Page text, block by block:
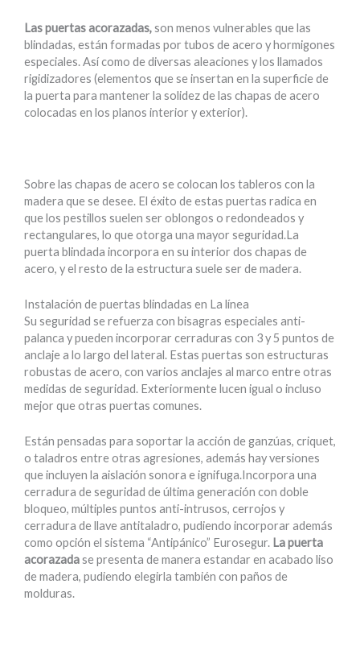
Las puertas acorazadas,son menos vulnerables que las
blindadas, están formadas por tubos de acero y hormigones
especiales. Así como de diversas aleaciones y los llamados
rigidizadores (elementos que se insertan en la superficie de
la puerta para mantener la solidez de las chapas de acero
colocadas en los planos interior y exterior).
Sobre las chapas de acero se colocan los tableros con la
madera que se desee. El éxito de estas puertas radica en
que los pestillos suelen ser oblongos o redondeados y
rectangulares, lo que otorga una mayor seguridad.La
puerta blindada incorpora en su interior dos chapas de
acero, y el resto de la estructura suele ser de madera.
Instalación de puertas blindadas en La línea
Su seguridad se refuerza con bisagras especiales anti-
palanca y pueden incorporar cerraduras con 3 y 5 puntos de
anclaje a lo largo del lateral. Estas puertas son estructuras
robustas de acero, con varios anclajes al marco entre otras
medidas de seguridad. Exteriormente lucen igual o incluso
mejor que otras puertas comunes.
Están pensadas para soportar la acción de ganzúas, criquet,
o taladros entre otras agresiones, además hay versiones
que incluyen la aislación sonora e ignifuga.Incorpora una
cerradura de seguridad de última generación con doble
bloqueo, múltiples puntos anti-intrusos, cerrojos y
cerradura de llave antitaladro, pudiendo incorporar además
como opción el sistema “Antipánico” Eurosegur. La puerta
acorazadase presenta de manera estandar en acabado liso
de madera, pudiendo elegirla también con paños de
molduras.